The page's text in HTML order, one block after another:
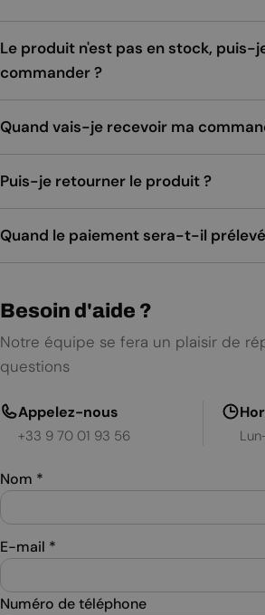
Le produit n'est pas en stock, puis-
commander ?
Quand vais-je recevoir ma
Puis-je retourner le produit ?
Quand le paiement sera-t-il
Besoin d'aide ?
Notre équipe se fera un plaisir de
questions
Appelez-nous
+33 9 70 01 93 56
Nom *
E-mail *
Numéro de téléphone